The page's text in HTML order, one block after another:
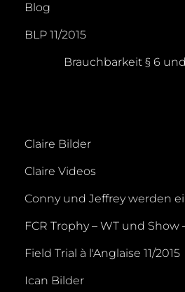
Blog
BLP 11/2015
Brauchbarkeit § 6
Claire Bilder
Claire Videos
Conny und Jeffrey werden
FCR Trophy – WT und Show
Field Trial à l'Anglaise 11/2015
Ican Bilder